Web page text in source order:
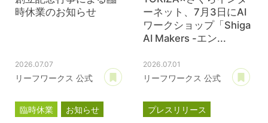
時休業のお知らせ
2026.07.07
リーフワークス 公式
あとで読む
臨時休業 お知らせ
ーネット、7月3日にAI
ワークショップ「Shiga
AI Makers -エン...
2026.07.01
リーフワークス 公式
プレスリリース